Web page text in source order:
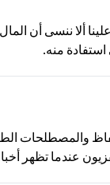
ألا ننسى أن
منه.
والمصطلحات
عندما تظهر